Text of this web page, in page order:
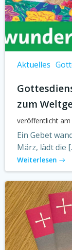
Aktuelles
zum
veröffentlicht am
Ein Gebet
März, lädt die
Weiterlesen